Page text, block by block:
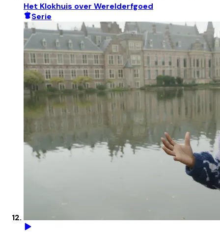
Het Klokhuis over Werelderfgoed
Serie